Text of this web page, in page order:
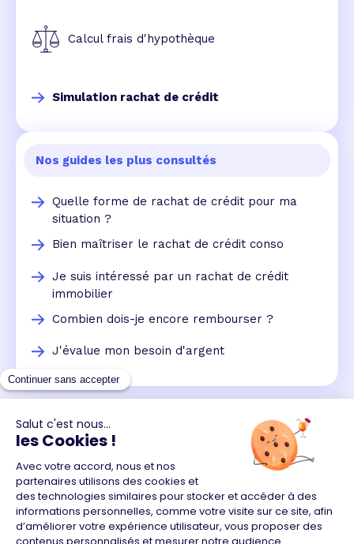
Calcul frais d'hypothèque
Simulation rachat de crédit
Nos guides les plus consultés
Quelle forme de rachat de crédit pour ma
situation ?
Bien maîtriser le rachat de crédit conso
Je suis intéressé par un rachat de crédit
immobilier
Combien dois-je encore rembourser ?
J'évalue mon besoin d'argent
Un crédit vous engage et doit être remboursé.
Vérifiez vos capacités de remboursement avant de
vous engager.